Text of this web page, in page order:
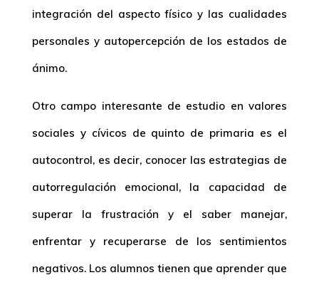
integración del aspecto físico y las cualidades
personales y autopercepción de los estados de
ánimo.
Otro campo interesante de estudio en valores
sociales y cívicos de quinto de primaria es el
autocontrol, es decir, conocer las estrategias de
autorregulación emocional, la capacidad de
superar la frustración y el saber manejar,
enfrentar y recuperarse de los sentimientos
negativos. Los alumnos tienen que aprender que